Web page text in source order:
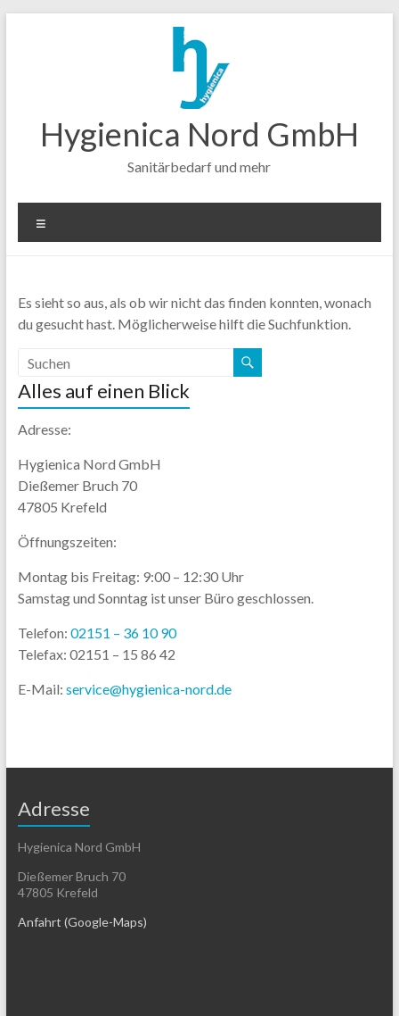
Hygienica Nord GmbH
Sanitärbedarf und mehr
Es sieht so aus, als ob wir nicht das finden konnten, wonach
du gesucht hast. Möglicherweise hilft die Suchfunktion.
Alles auf einen Blick
Adresse:
Hygienica Nord GmbH
Dießemer Bruch 70
47805 Krefeld
Öffnungszeiten:
Montag bis Freitag: 9:00 – 12:30 Uhr
Samstag und Sonntag ist unser Büro geschlossen.
Telefon: 02151 – 36 10 90
Telefax: 02151 – 15 86 42
E-Mail: service@hygienica-nord.de
Adresse
Hygienica Nord GmbH
Dießemer Bruch 70
47805 Krefeld
Anfahrt (Google-Maps)